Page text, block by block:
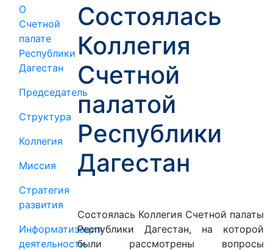
О
Счетной
палате
Республики
Дагестан
Председатель
Структура
Коллегия
Миссия
Стратегия
развития
Информатизация
деятельности
Состоялась
Коллегия
Счетной
палатой
Республики
Дагестан
Состоялась Коллегия Счетной палаты
Республики Дагестан, на которой
были рассмотрены вопросы